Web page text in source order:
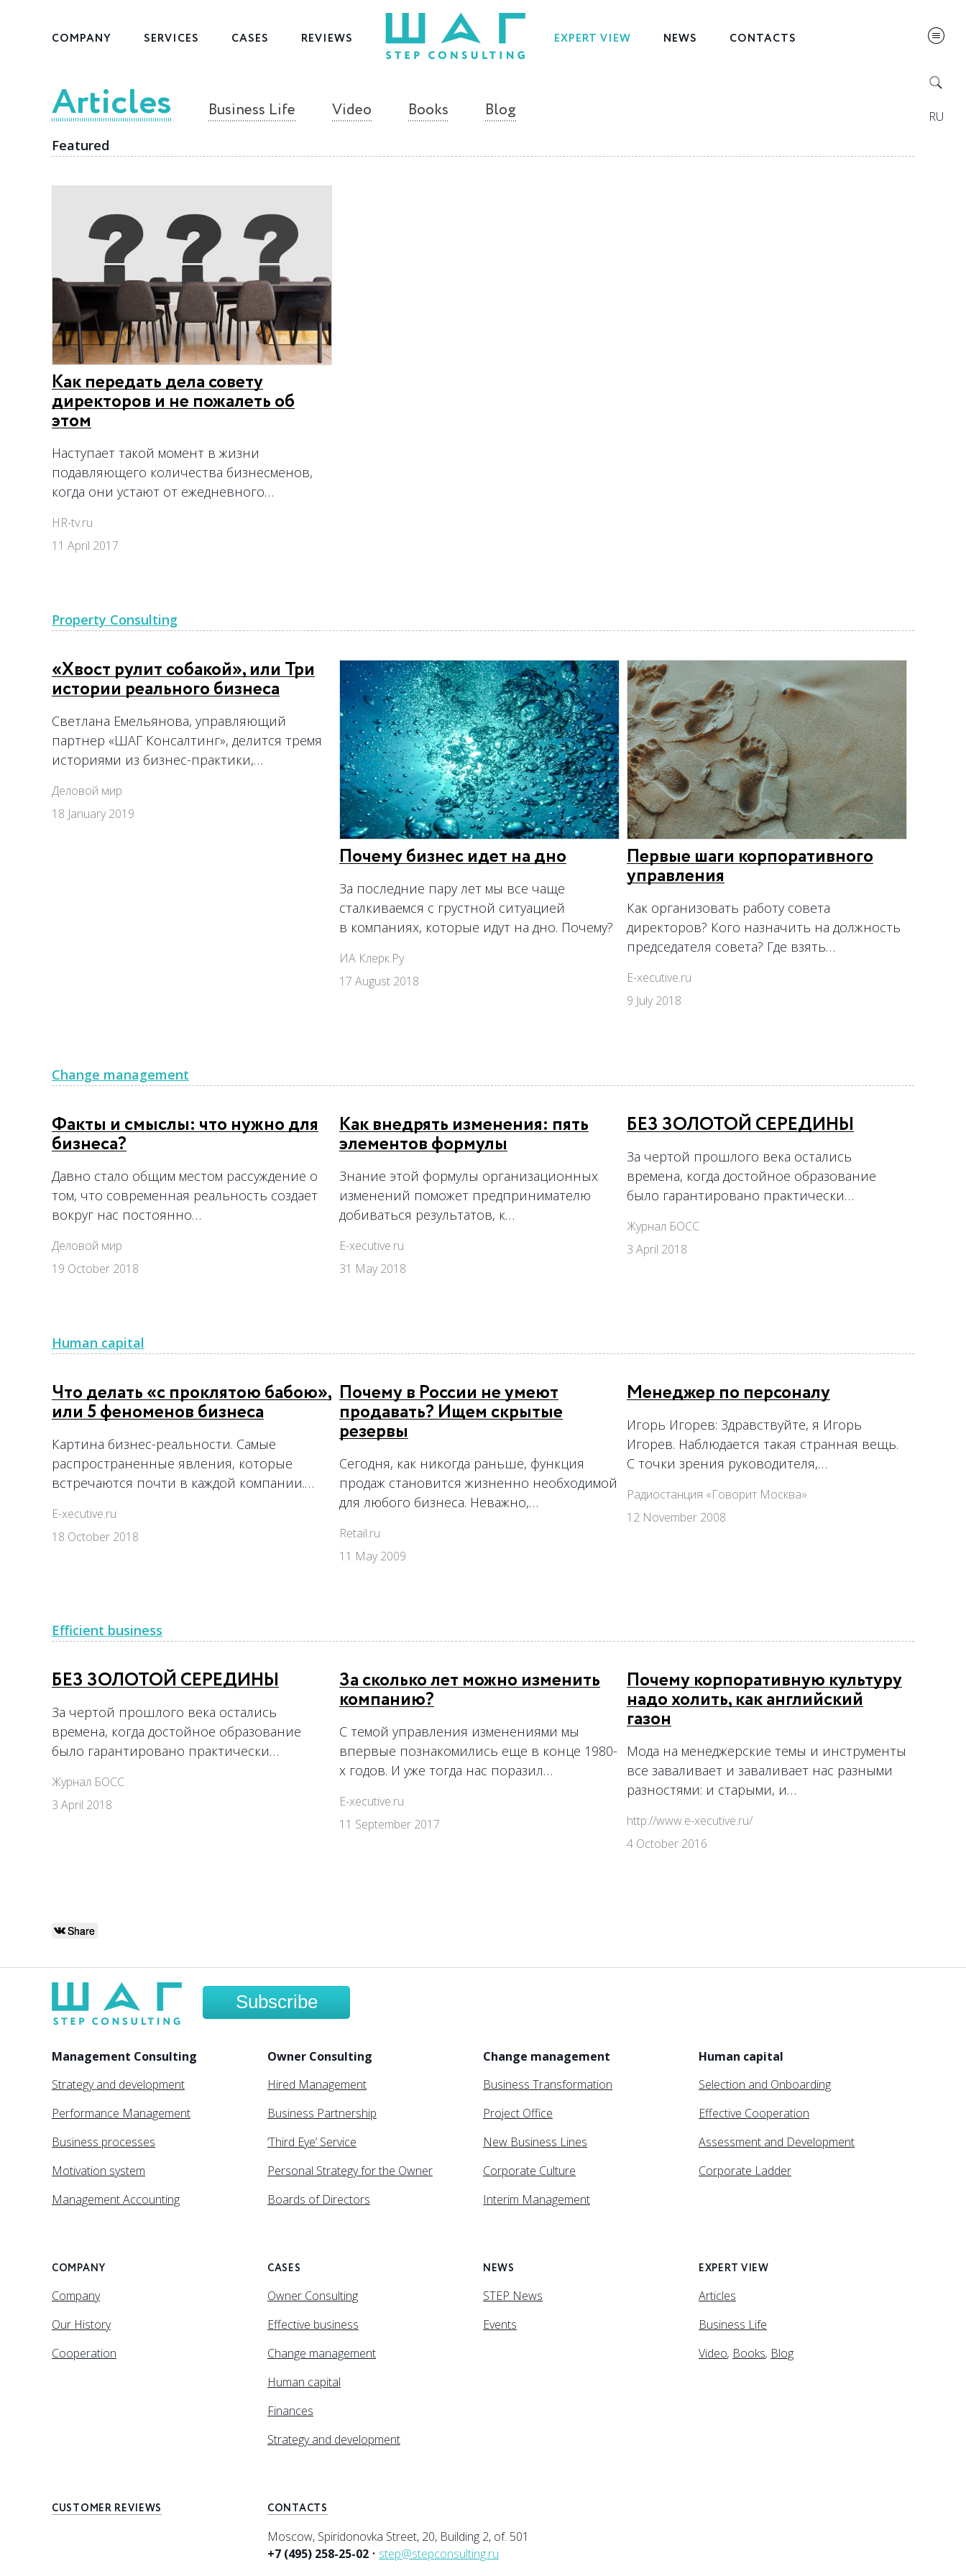
COMPANY SERVICES CASES REVIEWS EXPERT VIEW NEWS CONTACTS
Articles Business Life Video Books Blog
Featured
Как передать дела совету
директоров и не пожалеть об
этом
Наступает такой момент в жизни
подавляющего количества бизнесменов,
когда они устают от ежедневного…
HR-tv.ru
11 April 2017
Property Consulting
«Хвост рулит собакой», или Три
истории реального бизнеса
Светлана Емельянова, управляющий
партнер «ШАГ Консалтинг», делится тремя
историями из бизнес-практики,…
Деловой мир
18 January 2019
Почему бизнес идет на дно
За последние пару лет мы все чаще
сталкиваемся с грустной ситуацией
в компаниях, которые идут на дно. Почему?
ИА Клерк.Ру
17 August 2018
Первые шаги корпоративного
управления
Как организовать работу совета
директоров? Кого назначить на должность
председателя совета? Где взять…
E-xecutive.ru
9 July 2018
Change management
Факты и смыслы: что нужно для
бизнеса?
Давно стало общим местом рассуждение о
том, что современная реальность создает
вокруг нас постоянно…
Деловой мир
19 October 2018
Как внедрять изменения: пять
элементов формулы
Знание этой формулы организационных
изменений поможет предпринимателю
добиваться результатов, к…
E-xecutive.ru
31 May 2018
БЕЗ ЗОЛОТОЙ СЕРЕДИНЫ
За чертой прошлого века остались
времена, когда достойное образование
было гарантировано практически…
Журнал БОСС
3 April 2018
Human capital
Что делать «с проклятою бабою»,
или 5 феноменов бизнеса
Картина бизнес-реальности. Самые
распространенные явления, которые
встречаются почти в каждой компании.…
E-xecutive.ru
18 October 2018
Почему в России не умеют
продавать? Ищем скрытые
резервы
Сегодня, как никогда раньше, функция
продаж становится жизненно необходимой
для любого бизнеса. Неважно,…
Retail.ru
11 May 2009
Менеджер по персоналу
Игорь Игорев: Здравствуйте, я Игорь
Игорев. Наблюдается такая странная вещь.
С точки зрения руководителя,…
Радиостанция «Говорит Москва»
12 November 2008
Efficient business
БЕЗ ЗОЛОТОЙ СЕРЕДИНЫ
За чертой прошлого века остались
времена, когда достойное образование
было гарантировано практически…
Журнал БОСС
3 April 2018
За сколько лет можно изменить
компанию?
С темой управления изменениями мы
впервые познакомились еще в конце 1980-
х годов. И уже тогда нас поразил…
E-xecutive.ru
11 September 2017
Почему корпоративную культуру
надо холить, как английский
газон
Мода на менеджерские темы и инструменты
все заваливает и заваливает нас разными
разностями: и старыми, и…
http://www.e-xecutive.ru/
4 October 2016
Share
RU
Subscribe
Management Consulting
Strategy and development
Performance Management
Business processes
Motivation system
Management Accounting
Owner Consulting
Hired Management
Business Partnership
‘Third Eye’ Service
Personal Strategy for the Owner
Boards of Directors
Change management
Business Transformation
Project Office
New Business Lines
Corporate Culture
Interim Management
Human capital
Selection and Onboarding
Effective Cooperation
Assessment and Development
Corporate Ladder
COMPANY
Company
Our History
Cooperation
CASES
Owner Consulting
Effective business
Change management
Human capital
Finances
Strategy and development
NEWS
STEP News
Events
EXPERT VIEW
Articles
Business Life
Video, Books, Blog
CUSTOMER REVIEWS CONTACTS
Moscow, Spiridonovka Street, 20, Building 2, of. 501
+7 (495) 258-25-02 • step@stepconsulting.ru